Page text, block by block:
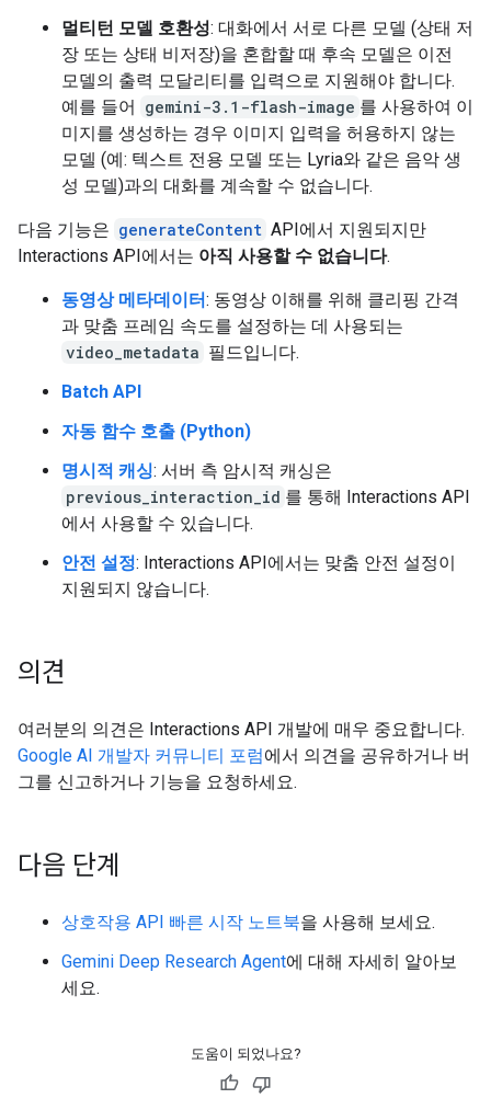
멀티턴 모델 호환성: 대화에서 서로 다른 모델 (상태 저
장 또는 상태 비저장)을 혼합할 때 후속 모델은 이전
모델의 출력 모달리티를 입력으로 지원해야 합니다.
예를 들어 gemini-3.1-flash-image 를 사용하여 이
미지를 생성하는 경우 이미지 입력을 허용하지 않는
모델 (예: 텍스트 전용 모델 또는 Lyria와 같은 음악 생
성 모델)과의 대화를 계속할 수 없습니다.
다음 기능은 generateContent API에서 지원되지만
Interactions API에서는 아직 사용할 수 없습니다.
동영상 메타데이터: 동영상 이해를 위해 클리핑 간격
과 맞춤 프레임 속도를 설정하는 데 사용되는
video_metadata 필드입니다.
Batch API
자동 함수 호출 (Python)
명시적 캐싱: 서버 측 암시적 캐싱은
previous_interaction_id 를 통해 Interactions API
에서 사용할 수 있습니다.
안전 설정: Interactions API에서는 맞춤 안전 설정이
지원되지 않습니다.
의견
여러분의 의견은 Interactions API 개발에 매우 중요합니다.
Google AI 개발자 커뮤니티 포럼에서 의견을 공유하거나 버
그를 신고하거나 기능을 요청하세요.
다음 단계
상호작용 API 빠른 시작 노트북을 사용해 보세요.
Gemini Deep Research Agent에 대해 자세히 알아보
세요.
도움이 되었나요?